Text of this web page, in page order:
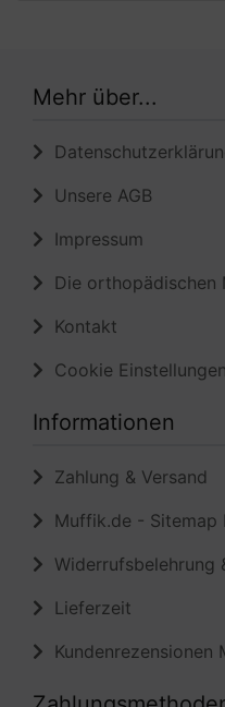
Datenschutzerklärung
Zahlung & Versand